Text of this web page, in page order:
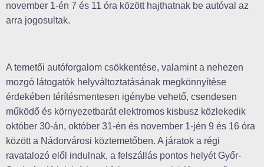
november 1-én 7 és 11 óra között hajthatnak be autóval az
arra jogosultak.
A temetői autóforgalom csökkentése, valamint a nehezen
mozgó látogatók helyváltoztatásának megkönnyítése
érdekében térítésmentesen igénybe vehető, csendesen
működő és környezetbarát elektromos kisbusz közlekedik
október 30-án, október 31-én és november 1-jén 9 és 16 óra
között a Nádorvárosi köztemetőben. A járatok a régi
ravatalozó elől indulnak, a felszállás pontos helyét Győr-